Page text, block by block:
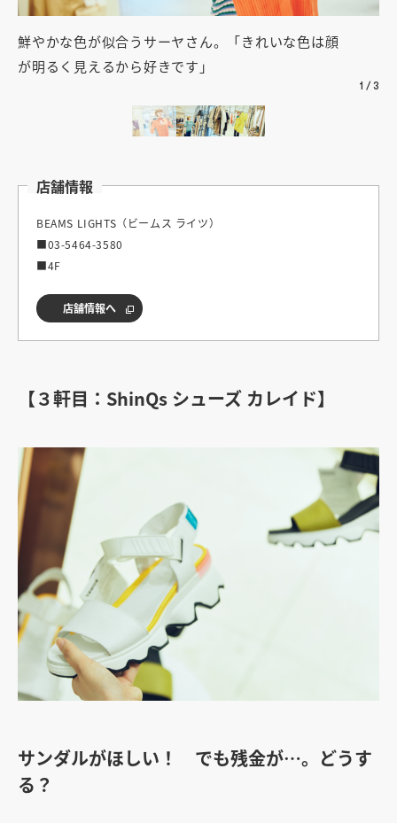
鮮やかな色が似合うサーヤさん。「きれいな色は顔
が明るく見えるから好きです」
1 / 3
店舗情報
BEAMS LIGHTS（ビームス ライツ）
■03-5464-3580
■4F
店舗情報へ
【３軒目：ShinQs シューズ カレイド】
サンダルがほしい！ でも残金が…。どうす
る？